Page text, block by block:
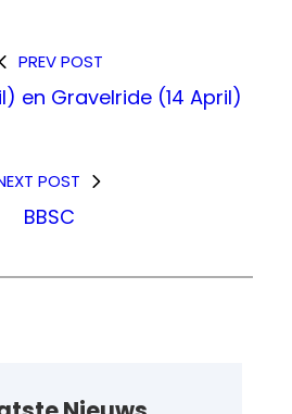
PREV POST
en Gravelride (14 April)
POST
BBSC